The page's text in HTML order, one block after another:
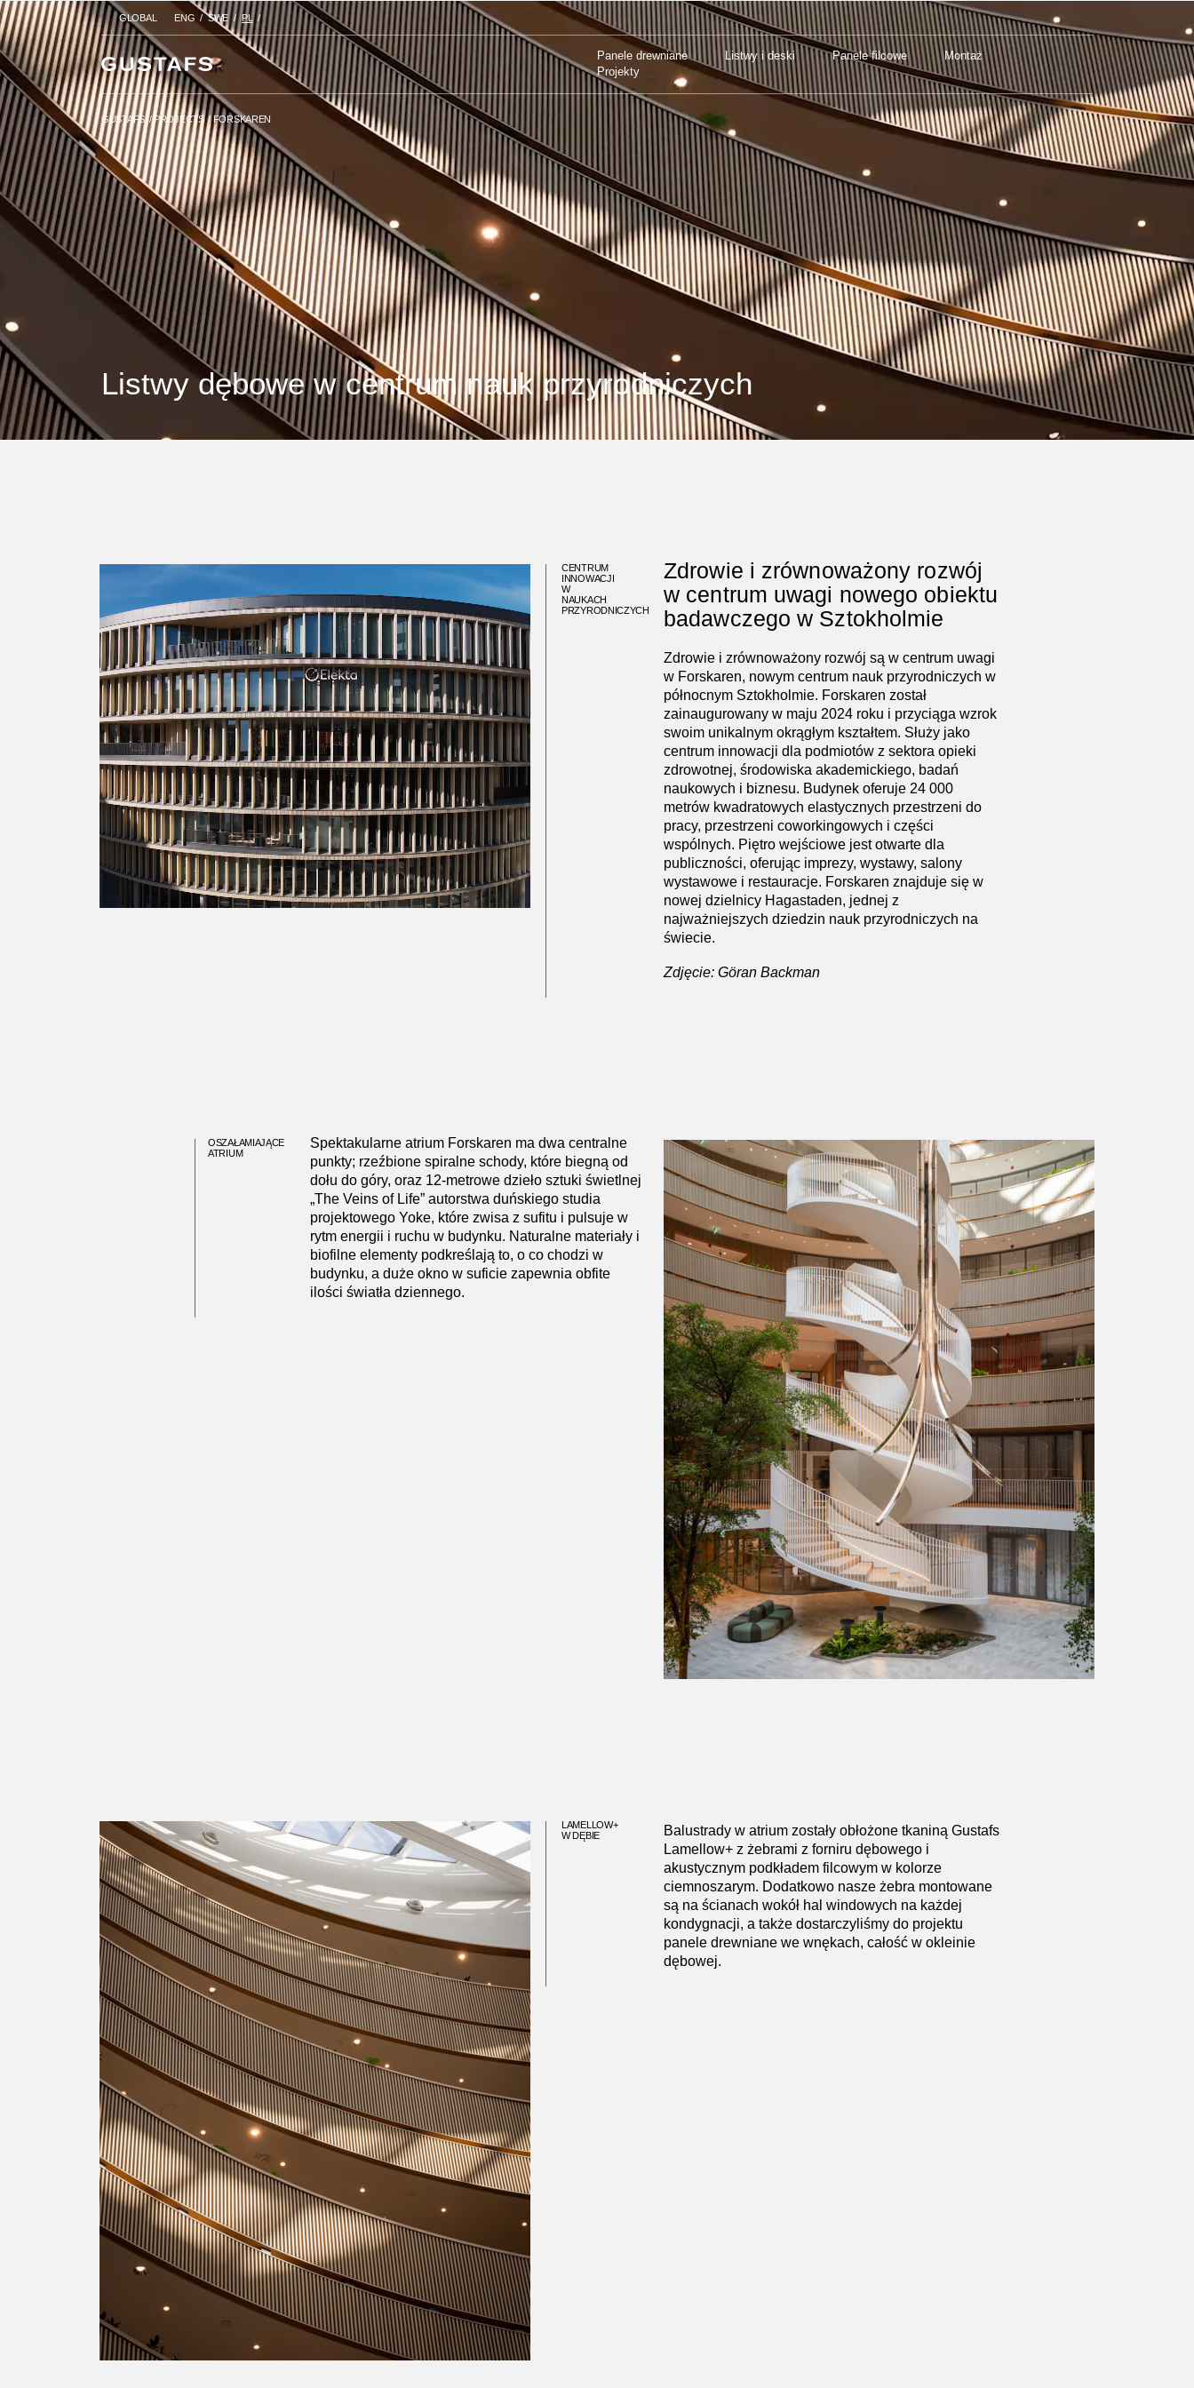
GLOBAL ENG SWE PL
Panele drewniane Listwy i deski Panele filcowe
Montaż
Projekty
GUSTAFS /PROJECTS/FORSKAREN
GUSTAFS /PROJECTS/FORSKAREN
Panele drewniane Listwy i deski Panele filcowe
Montaż
Projekty
Listwy dębowe w centrum nauk przyrodniczych
CENTRUM
INNOWACJI
W
NAUKACH
PRZYRODNICZYCH
Zdrowie i zrównoważony rozwój
w centrum uwagi nowego obiektu
badawczego w Sztokholmie
Zdrowie i zrównoważony rozwój są w centrum uwagi
w Forskaren, nowym centrum nauk przyrodniczych w
północnym Sztokholmie. Forskaren został
zainaugurowany w maju 2024 roku i przyciąga wzrok
swoim unikalnym okrągłym kształtem. Służy jako
centrum innowacji dla podmiotów z sektora opieki
zdrowotnej, środowiska akademickiego, badań
naukowych i biznesu. Budynek oferuje 24 000
metrów kwadratowych elastycznych przestrzeni do
pracy, przestrzeni coworkingowych i części
wspólnych. Piętro wejściowe jest otwarte dla
publiczności, oferując imprezy, wystawy, salony
wystawowe i restauracje. Forskaren znajduje się w
nowej dzielnicy Hagastaden, jednej z
najważniejszych dziedzin nauk przyrodniczych na
świecie.
Zdjęcie: Göran Backman
OSZAŁAMIAJĄCE
ATRIUM
Spektakularne atrium Forskaren ma dwa centralne
punkty; rzeźbione spiralne schody, które biegną od
dołu do góry, oraz 12-metrowe dzieło sztuki świetlnej
„The Veins of Life” autorstwa duńskiego studia
projektowego Yoke, które zwisa z sufitu i pulsuje w
rytm energii i ruchu w budynku. Naturalne materiały i
biofilne elementy podkreślają to, o co chodzi w
budynku, a duże okno w suficie zapewnia obfite
ilości światła dziennego.
LAMELLOW+
W DĘBIE
Balustrady w atrium zostały obłożone tkaniną Gustafs
Lamellow+ z żebrami z forniru dębowego i
akustycznym podkładem filcowym w kolorze
ciemnoszarym. Dodatkowo nasze żebra montowane
są na ścianach wokół hal windowych na każdej
kondygnacji, a także dostarczyliśmy do projektu
panele drewniane we wnękach, całość w okleinie
dębowej.